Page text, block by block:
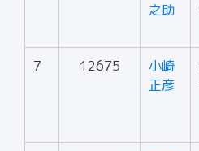
之助
7 12675
小崎
正彦